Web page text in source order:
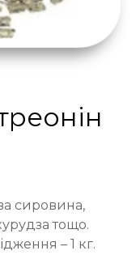
сировина,
тощо.
– 1 кг.